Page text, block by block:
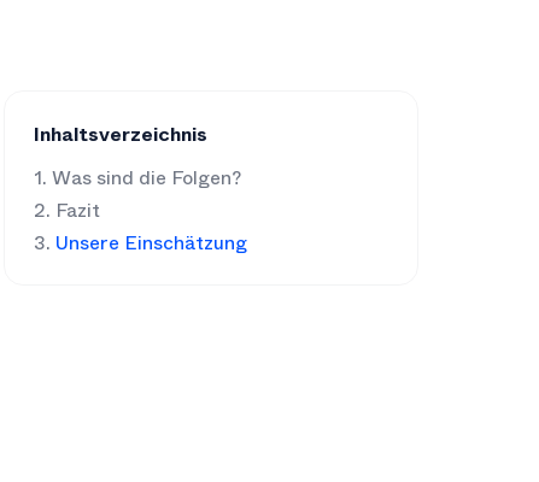
Inhaltsverzeichnis
Was sind die Folgen?
Fazit
Unsere Einschätzung